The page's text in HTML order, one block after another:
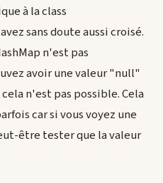
à la class
sans doute aussi croisé.
n'est pas
avoir une valeur "null"
n'est pas possible. Cela
car si vous voyez une
être tester que la valeur